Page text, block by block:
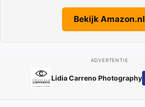
Bekijk Amazon.nl
ADVERTENTIE
Lidia Carreno Photography